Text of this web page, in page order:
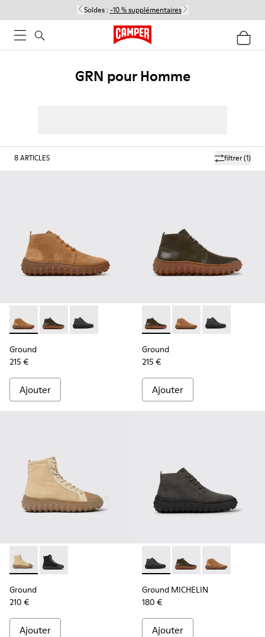
Soldes : -10 % supplémentaires
GRN pour Homme
filtrer(1)
8ARTICLES
Ground - K300330-019 - Bottines en cuir velours marron
Ground - K300330-020 - Bottines en cuir vert pour
Ground - K300330-006 - Bottines en cuir
Ground
215 €
Ajouter
Ground - K300330-020 -
Ground - K300330-
Ground -
Ground
215 €
Ajouter
Ground - K300405-010 - Bottines beiges en tissu et cuir
Ground - K300405-011 - Bottines noires en tissu et
Ground
210 €
Ajouter
Ground MICHELIN -
Ground MICHELIN -
Ground
Ground MICHELIN
180 €
Ajouter